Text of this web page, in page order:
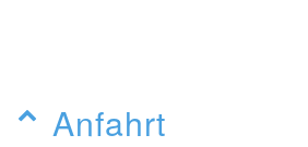
Anfahrt